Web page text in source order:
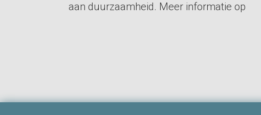
aan duurzaamheid. Meer informatie op